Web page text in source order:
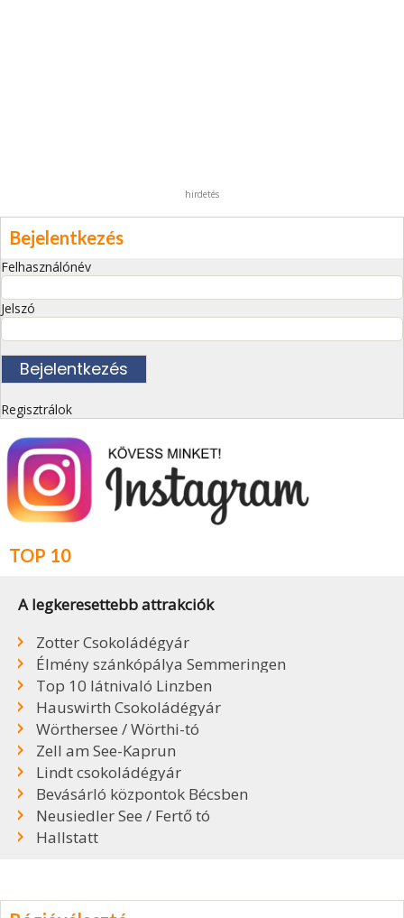
hirdetés
Bejelentkezés
Felhasználónév
Jelszó
Regisztrálok
TOP 10
A legkeresettebb attrakciók
Zotter Csokoládégyár
Élmény szánkópálya Semmeringen
Top 10 látnivaló Linzben
Hauswirth Csokoládégyár
Wörthersee / Wörthi-tó
Zell am See-Kaprun
Lindt csokoládégyár
Bevásárló központok Bécsben
Neusiedler See / Fertő tó
Hallstatt